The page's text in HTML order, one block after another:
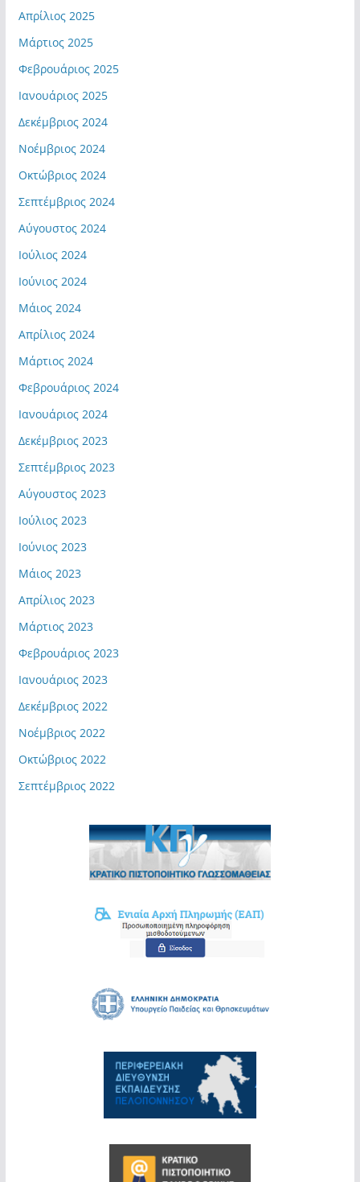
Απρίλιος 2025
Μάρτιος 2025
Φεβρουάριος 2025
Ιανουάριος 2025
Δεκέμβριος 2024
Νοέμβριος 2024
Οκτώβριος 2024
Σεπτέμβριος 2024
Αύγουστος 2024
Ιούλιος 2024
Ιούνιος 2024
Μάιος 2024
Απρίλιος 2024
Μάρτιος 2024
Φεβρουάριος 2024
Ιανουάριος 2024
Δεκέμβριος 2023
Σεπτέμβριος 2023
Αύγουστος 2023
Ιούλιος 2023
Ιούνιος 2023
Μάιος 2023
Απρίλιος 2023
Μάρτιος 2023
Φεβρουάριος 2023
Ιανουάριος 2023
Δεκέμβριος 2022
Νοέμβριος 2022
Οκτώβριος 2022
Σεπτέμβριος 2022